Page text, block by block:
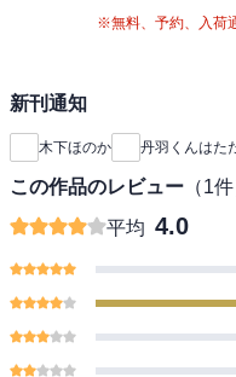
※無料、予約、入荷
新刊通知
木下ほのか 丹羽くんはた
この作品のレビュー （1件
平均 4.0